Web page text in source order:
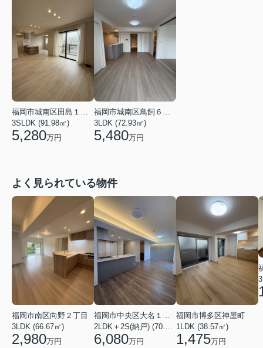
3SLDK (91.98㎡)
5,280万円
3LDK (72.93㎡)
5,480万円
よく見られている物件
福岡市南区向野２丁目
3LDK (66.67㎡)
2,980万円
福岡市中央区大名１丁目
2LDK＋2S(納戸) (70.69㎡)
6,080万円
福岡市博多区神屋町
1LDK (38.57㎡)
1,475万円